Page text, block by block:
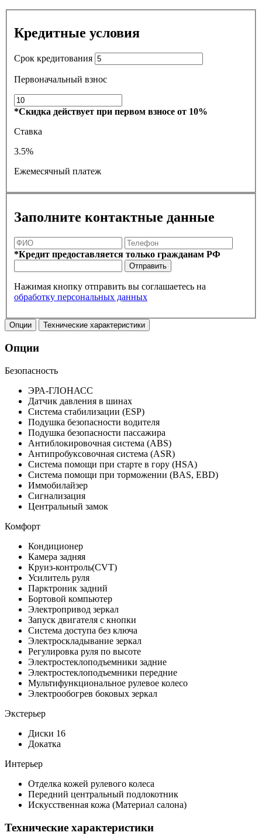
Кредитные условия
Срок кредитования
Первоначальный взнос
*Скидка действует при первом взносе от 10%
Ставка
3.5%
Ежемесячный платеж
Заполните контактные данные
*Кредит предоставляется только гражданам РФ
Отправить
Нажимая кнопку отправить вы соглашаетесь на
обработку персональных данных
Опции Технические характеристики
Опции
Безопасность
ЭРА-ГЛОНАСС
Датчик давления в шинах
Система стабилизации (ESP)
Подушка безопасности водителя
Подушка безопасности пассажира
Антиблокировочная система (ABS)
Антипробуксовочная система (ASR)
Система помощи при старте в гору (HSA)
Система помощи при торможении (BAS, EBD)
Иммобилайзер
Сигнализация
Центральный замок
Комфорт
Кондиционер
Камера задняя
Круиз-контроль(CVT)
Усилитель руля
Парктроник задний
Бортовой компьютер
Электропривод зеркал
Запуск двигателя с кнопки
Система доступа без ключа
Электроскладывание зеркал
Регулировка руля по высоте
Электростеклоподъемники задние
Электростеклоподъемники передние
Мультифункциональное рулевое колесо
Электрообогрев боковых зеркал
Экстерьер
Диски 16
Докатка
Интерьер
Отделка кожей рулевого колеса
Передний центральный подлокотник
Искусственная кожа (Материал салона)
Технические характеристики